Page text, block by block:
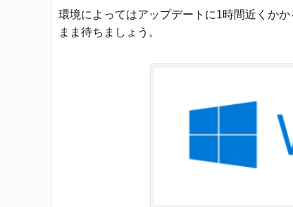
環境によってはアップデートに1時間近くか
まま待ちましょう。